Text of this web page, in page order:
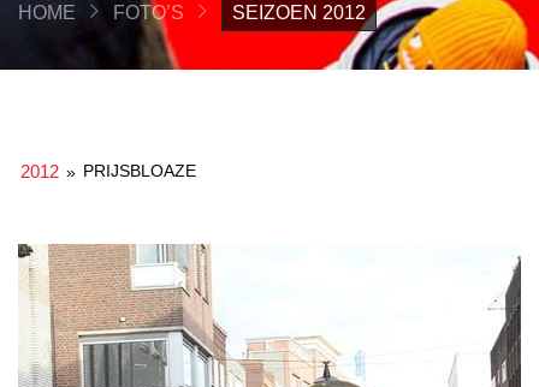
HOME FOTO’S SEIZOEN 2012
2012 » PRIJSBLOAZE